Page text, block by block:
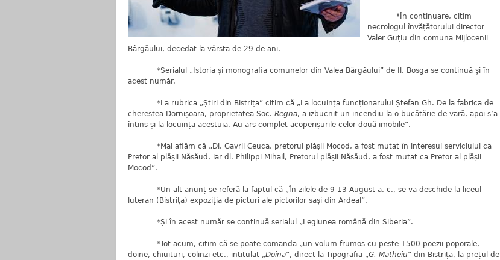
*În continuare, citim
necrologul învățătorului director
Valer Guțiu din comuna Mijlocenii
Bârgăului, decedat la vârsta de 29 de ani.
*Serialul „Istoria și monografia comunelor din Valea Bârgăului” de Il. Bosga se continuă și în
acest număr.
*La rubrica „Știri din Bistrița” citim că „La locuința funcționarului Ștefan Gh. De la fabrica de
cherestea Dornișoara, proprietatea Soc. Regna, a izbucnit un incendiu la o bucătărie de vară, apoi s’a
întins și la locuința acestuia. Au ars complet acoperișurile celor două imobile”.
*Mai aflăm că „Dl. Gavril Ceuca, pretorul plășii Mocod, a fost mutat în interesul serviciului ca
Pretor al plășii Năsăud, iar dl. Philippi Mihail, Pretorul plășii Năsăud, a fost mutat ca Pretor al plășii
Mocod”.
*Un alt anunț se referă la faptul că „În zilele de 9-13 August a. c., se va deschide la liceul
luteran (Bistrița) expoziția de picturi ale pictorilor sași din Ardeal”.
*Și în acest număr se continuă serialul „Legiunea română din Siberia”.
*Tot acum, citim că se poate comanda „un volum frumos cu peste 1500 poezii poporale,
doine, chiuituri, colinzi etc., intitulat „Doina”, direct la Tipografia „G. Matheiu” din Bistrița, la prețul de